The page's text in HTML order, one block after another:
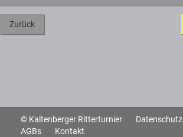
Zurück
© Kaltenberger Ritterturnier Datenschutz
AGBs
Kontakt